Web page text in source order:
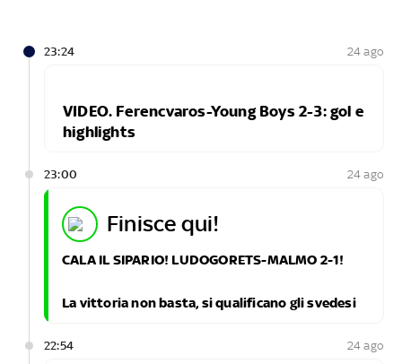
23:24 24 ago
VIDEO. Ferencvaros-Young Boys 2-3: gol e
highlights
23:00 24 ago
finisce qui!
CALA IL SIPARIO! LUDOGORETS-MALMO 2-1!
La vittoria non basta, si qualificano gli svedesi
22:54 24 ago